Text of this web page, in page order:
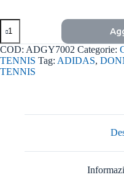
Solematch
control
w
quantità
COD: ADGY7002 Categorie:
TENNIS Tag: ADIDAS,
TENNIS